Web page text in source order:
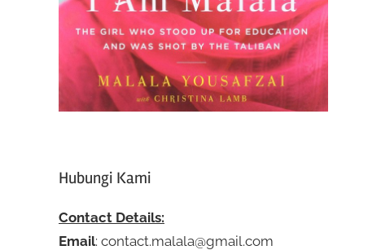
Hubungi Kami
Contact Details:
Email: contact.malala@gmail.com